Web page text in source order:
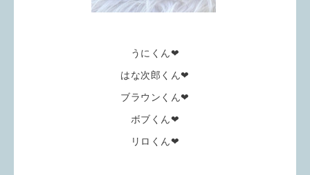
うにくん❤
はな次郎くん❤
ブラウンくん❤
ボブくん❤
リロくん❤